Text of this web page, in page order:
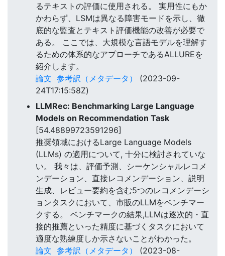
るテキストの評価に使用される。 実用性にもか
かわらず、LSMは異なる障害モードを示し、徹
底的な監査とテキスト評価機能の改善が必要で
ある。 ここでは、大規模な言語モデルを理解す
るための体系的なアプローチであるALLUREを
紹介します。
論文 参考訳（メタデータ）
(2023-09-
24T17:15:58Z)
LLMRec: Benchmarking Large Language
Models on Recommendation Task
[54.48899723591296]
推奨領域におけるLarge Language Models
(LLMs) の適用について, 十分に検討されていな
い。 我々は、評価予測、シーケンシャルレコメ
ンデーション、直接レコメンデーション、説明
生成、レビュー要約を含む5つのレコメンデーシ
ョンタスクにおいて、市販のLLMをベンチマー
クする。 ベンチマークの結果,LLMは逐次的・直
接的推薦といった精度に基づくタスクにおいて
適度な熟練度しか示さないことがわかった。
論文 参考訳（メタデータ）
(2023-08-